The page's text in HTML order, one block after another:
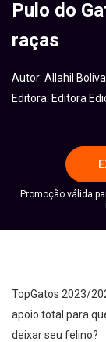
Pulo do
raças
Autor: Allahil
Editora: Editora
Promoção válida
TopGatos 2023/
apoio total para
deixar seu felino?